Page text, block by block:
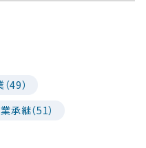
49）
承継（51）